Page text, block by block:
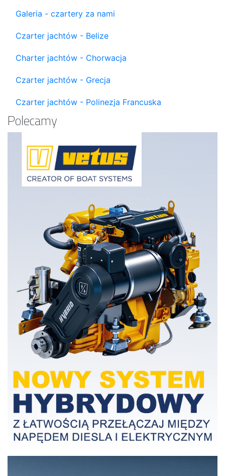
Galeria - czartery za nami
Czarter jachtów - Belize
Charter jachtów - Chorwacja
Czarter jachtów - Grecja
Czarter jachtów - Polinezja Francuska
Polecamy